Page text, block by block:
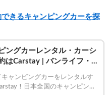
きるキャンピングカーを探
ングカーレンタル・カーシ
はCarstay | バンライフ・
キャンピングカーをレンタルす
！日本全国のキャンピング